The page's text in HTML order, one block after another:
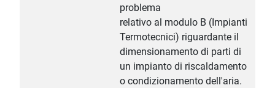
problema
relativo al modulo B (Impianti
Termotecnici) riguardante il
dimensionamento di parti di
un impianto di riscaldamento
o condizionamento dell'aria.